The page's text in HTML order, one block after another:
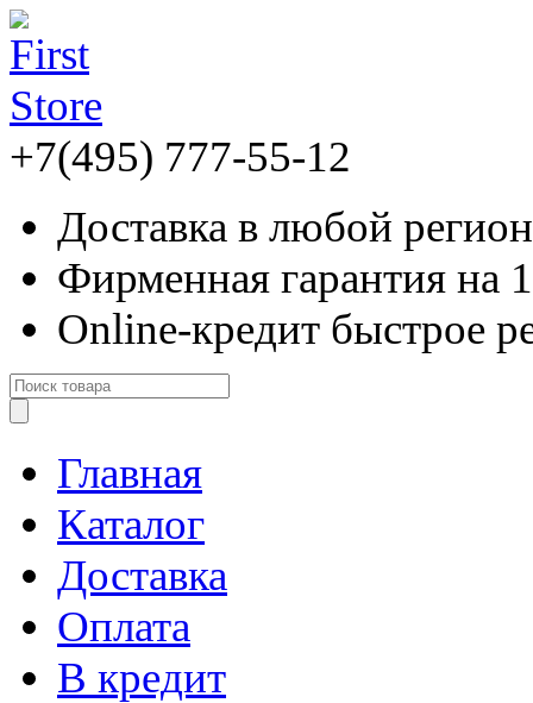
+7(495) 777-55-12
Доставка в любой
Фирменная гарантия на
Online-кредит быстрое
Главная
Каталог
Доставка
Оплата
В кредит